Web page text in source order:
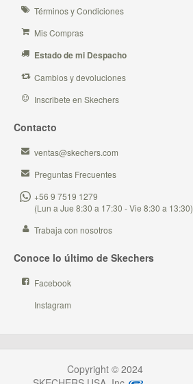
Términos y Condiciones
Mis Compras
Estado de mi Despacho
Cambios y devoluciones
Inscribete en Skechers
Contacto
ventas@skechers.com
Preguntas Frecuentes
+56 9 7519 1279
(Lun a Jue 8:30 a 17:30 - Vie 8:30 a 13:30)
Trabaja con nosotros
Conoce lo último de Skechers
Facebook
Instagram
Copyright © 2024